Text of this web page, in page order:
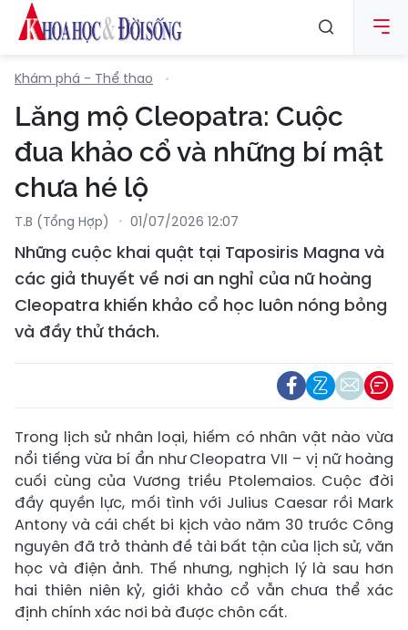
Khám phá - Thể thao
Lăng mộ Cleopatra: Cuộc
đua khảo cổ và những bí mật
chưa hé lộ
T.B (tổng Hợp) 01/07/2026 12:07
Những cuộc khai quật tại Taposiris Magna và
các giả thuyết về nơi an nghỉ của nữ hoàng
Cleopatra khiến khảo cổ học luôn nóng bỏng
và đầy thử thách.
Trong lịch sử nhân loại, hiếm có nhân vật nào vừa
nổi tiếng vừa bí ẩn như Cleopatra VII – vị nữ hoàng
cuối cùng của Vương triều Ptolemaios. Cuộc đời
đầy quyền lực, mối tình với Julius Caesar rồi Mark
Antony và cái chết bi kịch vào năm 30 trước Công
nguyên đã trở thành đề tài bất tận của lịch sử, văn
học và điện ảnh. Thế nhưng, nghịch lý là sau hơn
hai thiên niên kỷ, giới khảo cổ vẫn chưa thể xác
định chính xác nơi bà được chôn cất.